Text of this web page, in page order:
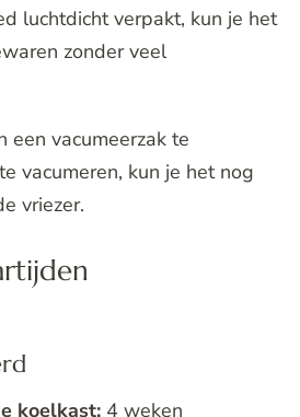
luchtdicht verpakt, kun je het
zonder veel
een vacumeerzak te
vacumeren, kun je het nog
vriezer.
koelkast: 4 weken